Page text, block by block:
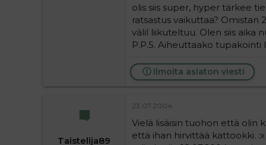
olis siis super, hyper tärkee
ratsastus vaikuttaa? Omistan
välil liikuteltuu. Olen siis aika
P.P.S. Aiheuttaako tupakointi
Ilmoita asiaton viesti
Taistelija89
23.07.2004
Vielä lisäisin tuohon että olin
että ihan hirvittää kattookki.